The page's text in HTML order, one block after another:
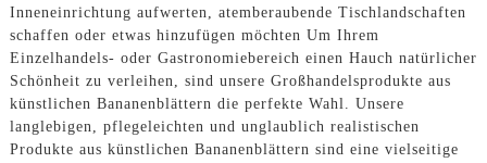
Inneneinrichtung aufwerten, atemberaubende Tischlandschaften
schaffen oder etwas hinzufügen möchten Um Ihrem
Einzelhandels- oder Gastronomiebereich einen Hauch natürlicher
Schönheit zu verleihen, sind unsere Großhandelsprodukte aus
künstlichen Bananenblättern die perfekte Wahl. Unsere
langlebigen, pflegeleichten und unglaublich realistischen
Produkte aus künstlichen Bananenblättern sind eine vielseitige